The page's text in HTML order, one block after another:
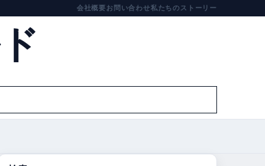
会社概要お問い合わせ私たちのストーリー